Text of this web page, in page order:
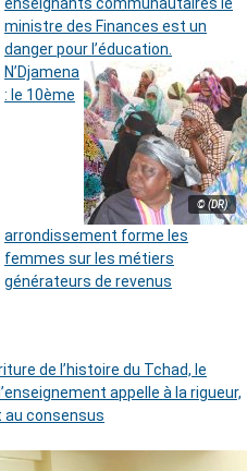
ministre des Finances est un
danger pour l’éducation.
© (DR)
N’Djamena
: le 10ème
arrondissement forme les
femmes sur les métiers
générateurs de revenus
de l’histoire du Tchad, le
appelle à la rigueur,
au consensus